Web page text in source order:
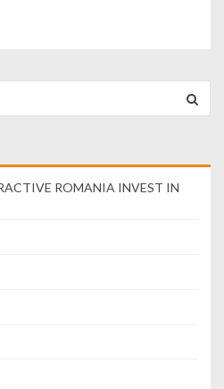
ROMANIA INVEST IN